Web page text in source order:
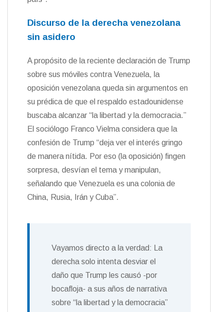
Discurso de la derecha venezolana
sin asidero
A propósito de la reciente declaración de Trump
sobre sus móviles contra Venezuela, la
oposición venezolana queda sin argumentos en
su prédica de que el respaldo estadounidense
buscaba alcanzar “la libertad y la democracia.”
El sociólogo Franco Vielma considera que la
confesión de Trump “deja ver el interés gringo
de manera nítida. Por eso (la oposición) fingen
sorpresa, desvían el tema y manipulan,
señalando que Venezuela es una colonia de
China, Rusia, Irán y Cuba”.
Vayamos directo a la verdad: La
derecha solo intenta desviar el
daño que Trump les causó -por
bocafloja- a sus años de narrativa
sobre “la libertad y la democracia”